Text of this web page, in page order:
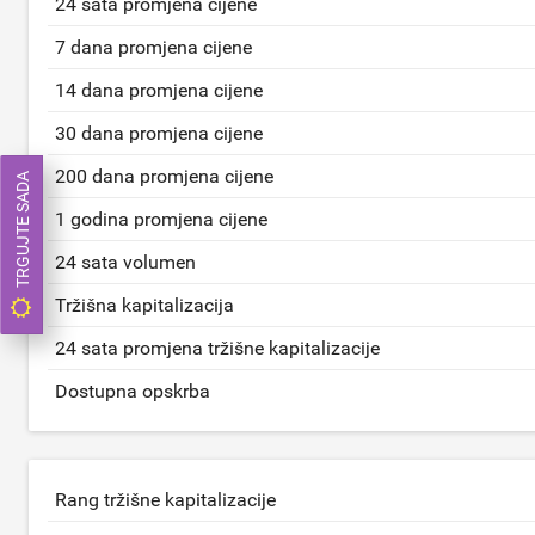
7 dana promjena cijene
14 dana promjena cijene
30 dana promjena cijene
200 dana promjena cijene
1 godina promjena cijene
24 sata volumen
Tržišna kapitalizacija
24 sata promjena tržišne kapitalizacije
Dostupna opskrba
Rang tržišne kapitalizacije
TRGUJTE SADA